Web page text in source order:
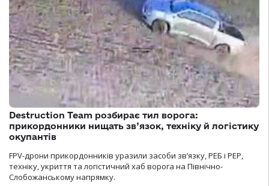
Destruction Team розбирає тил ворога:
прикордонники нищать зв’язок, техніку й логістику
окупантів
FPV-дрони прикордонників уразили засоби зв’язку, РЕБ і РЕР,
техніку, укриття та логістичний хаб ворога на Північно-
Слобожанському напрямку.